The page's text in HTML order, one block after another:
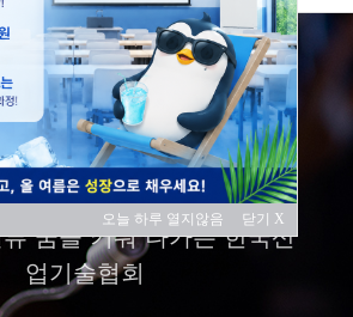
육과정
꿈을 키워 나가는 한국산
업기술협회
오늘 하루 열지않음 닫기 X